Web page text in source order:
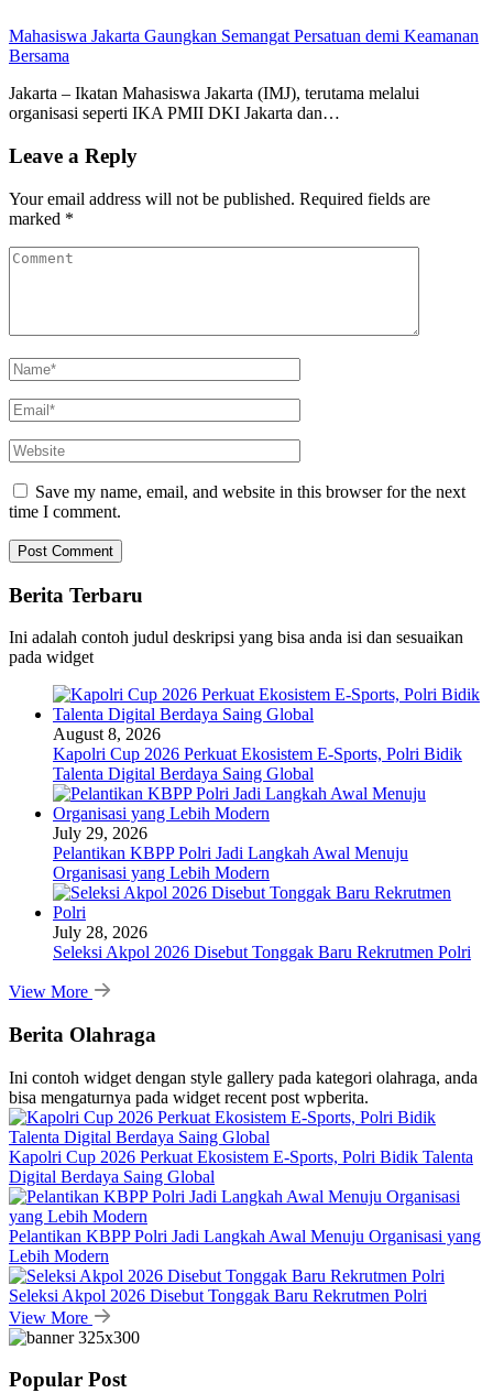
Mahasiswa Jakarta Gaungkan Semangat Persatuan demi Keamanan
Bersama
Jakarta – Ikatan Mahasiswa Jakarta (IMJ), terutama melalui
organisasi seperti IKA PMII DKI Jakarta dan…
Leave a Reply
Your email address will not be published. Required fields are
marked *
Save my name, email, and website in this browser for the next
time I comment.
Berita Terbaru
Ini adalah contoh judul deskripsi yang bisa anda isi dan sesuaikan
pada widget
August 8, 2026
Kapolri Cup 2026 Perkuat Ekosistem E-Sports, Polri Bidik
Talenta Digital Berdaya Saing Global
July 29, 2026
Pelantikan KBPP Polri Jadi Langkah Awal Menuju
Organisasi yang Lebih Modern
July 28, 2026
Seleksi Akpol 2026 Disebut Tonggak Baru Rekrutmen Polri
View More
Berita Olahraga
Ini contoh widget dengan style gallery pada kategori olahraga, anda
bisa mengaturnya pada widget recent post wpberita.
Kapolri Cup 2026 Perkuat Ekosistem E-Sports, Polri Bidik Talenta
Digital Berdaya Saing Global
Pelantikan KBPP Polri Jadi Langkah Awal Menuju Organisasi yang
Lebih Modern
Seleksi Akpol 2026 Disebut Tonggak Baru Rekrutmen Polri
View More
Popular Post